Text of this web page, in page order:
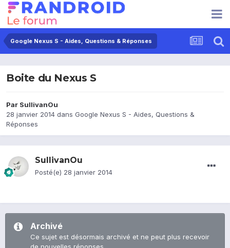
Google Nexus S - Aides, Questions & Réponses
Boite du Nexus S
Par SullivanOu
28 janvier 2014 dans Google Nexus S - Aides, Questions &
Réponses
SullivanOu
Posté(e) 28 janvier 2014
Archivé
Ce sujet est désormais archivé et ne peut plus recevoir